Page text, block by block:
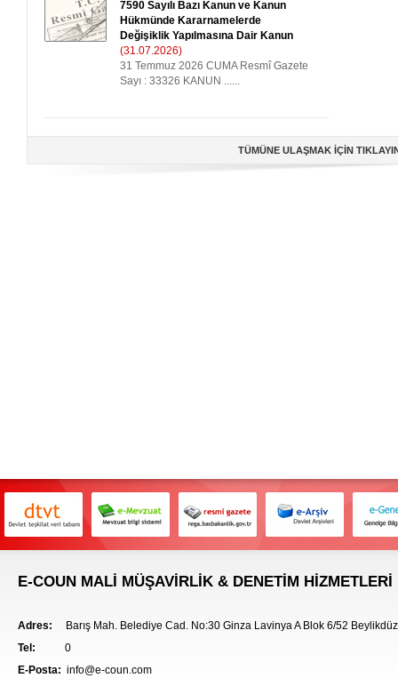
7590 Sayılı Bazı Kanun ve Kanun
Hükmünde Kararnamelerde
Değişiklik Yapılmasına Dair Kanun
(31.07.2026)
31 Temmuz 2026 CUMA Resmî Gazete
Sayı : 33326 KANUN ......
TÜMÜNE ULAŞMAK İÇİN
E-COUN MALİ MÜŞAVİRLİK & DENETİM HİZMETLERİ
Adres: Barış Mah. Belediye Cad. No:30 Ginza Lavinya A Blok 6/52
Tel: 0
E-Posta: info@e-coun.com